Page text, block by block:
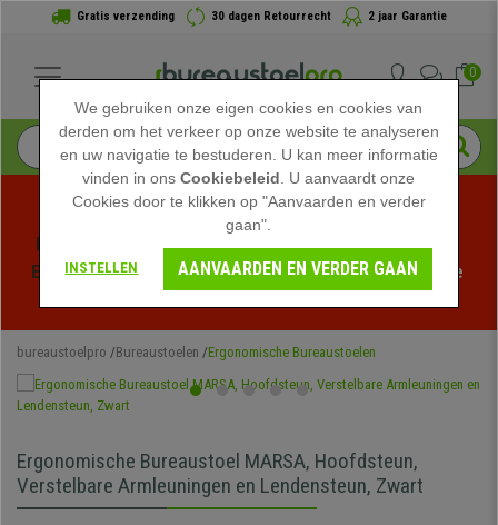
Gratis verzending 30 dagen Retourrecht 2 jaar Garantie
0
Profiteer van de Zomeruitverkoop bij bureaustoelpro!
Exclusieve kortingen voor een beperkte tijd - Bekijk de
bureaustoelpro Bureaustoelen Ergonomische Bureaustoelen
Ergonomische Bureaustoel MARSA, Hoofdsteun,
Verstelbare Armleuningen en Lendensteun, Zwart
We gebruiken onze eigen cookies en cookies van
derden om het verkeer op onze website te analyseren
en uw navigatie te bestuderen. U kan meer informatie
vinden in onsCookiebeleid . U aanvaardt onze
Cookies door te klikken op "Aanvaarden en verder
gaan".
INSTELLEN AANVAARDEN EN VERDER GAAN